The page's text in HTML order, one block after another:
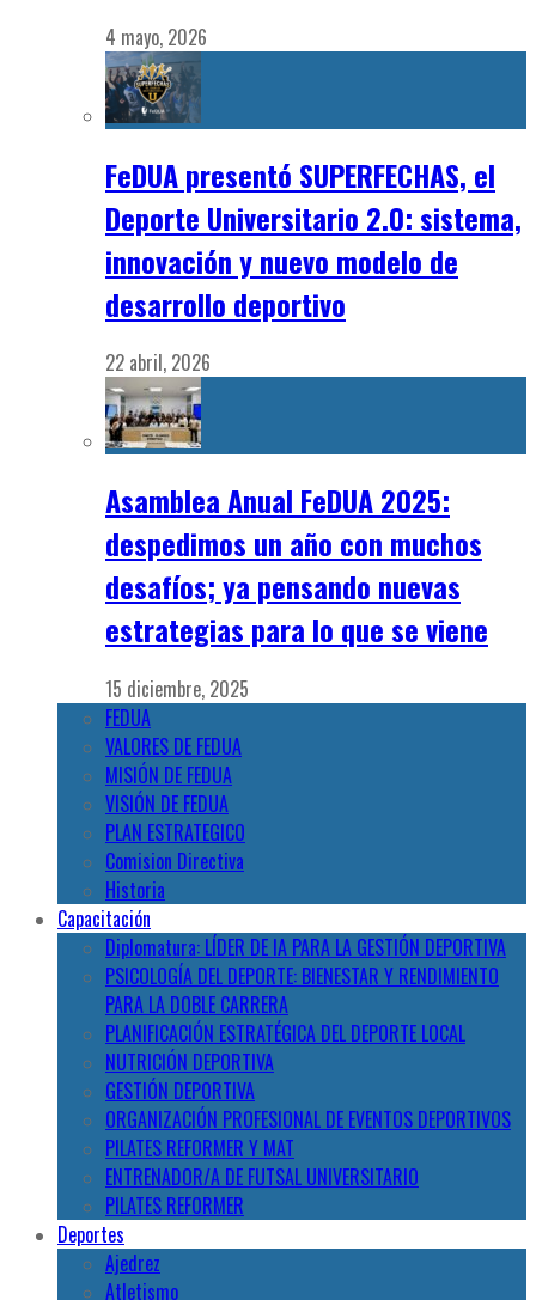
4 mayo, 2026
FeDUA presentó SUPERFECHAS, el
Deporte Universitario 2.0: sistema,
innovación y nuevo modelo de
desarrollo deportivo
22 abril, 2026
Asamblea Anual FeDUA 2025:
despedimos un año con muchos
desafíos; ya pensando nuevas
estrategias para lo que se viene
15 diciembre, 2025
FEDUA
VALORES DE FEDUA
MISIÓN DE FEDUA
VISIÓN DE FEDUA
PLAN ESTRATEGICO
Comision Directiva
Historia
Capacitación
Diplomatura: LÍDER DE IA PARA LA GESTIÓN DEPORTIVA
PSICOLOGÍA DEL DEPORTE: BIENESTAR Y RENDIMIENTO
PARA LA DOBLE CARRERA
PLANIFICACIÓN ESTRATÉGICA DEL DEPORTE LOCAL
NUTRICIÓN DEPORTIVA
GESTIÓN DEPORTIVA
ORGANIZACIÓN PROFESIONAL DE EVENTOS DEPORTIVOS
PILATES REFORMER Y MAT
ENTRENADOR/A DE FUTSAL UNIVERSITARIO
PILATES REFORMER
Deportes
Ajedrez
Atletismo